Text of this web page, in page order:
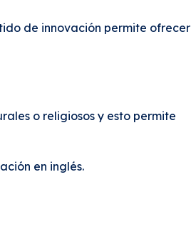
de innovación permite ofrecer
o religiosos y esto permite
en inglés.